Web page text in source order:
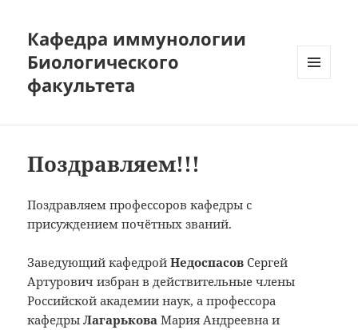
Кафедра иммунологии
Биологического
факультета
Поздравляем!!!
Поздравляем профессоров кафедры с
присуждением почётных званий.
Заведующий кафедройНедоспасовСергей
Артурович избран в действительные члены
Российской академии наук, а профессора
кафедрыЛагарьковаМария Андреевна и